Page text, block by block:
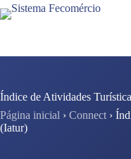
Pular
para
Índice de Atividades
Página inicial › Connect ›
(Iatur)